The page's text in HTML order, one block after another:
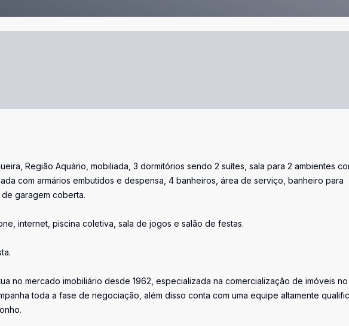
Região Aquário, mobiliada, 3 dormitórios sendo 2 suítes, sala para 2 ambientes
com armários embutidos e despensa, 4 banheiros, área de serviço, banheiro para
garagem coberta.
internet, piscina coletiva, sala de jogos e salão de festas.
no mercado imobiliário desde 1962, especializada na comercialização de imóveis no
toda a fase de negociação, além disso conta com uma equipe altamente